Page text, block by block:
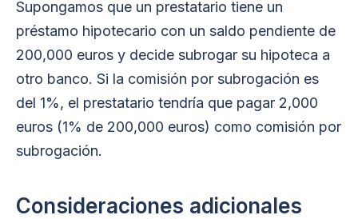
Supongamos que un prestatario tiene un
préstamo hipotecario con un saldo pendiente de
200,000 euros y decide subrogar su hipoteca a
otro banco. Si la comisión por subrogación es
del 1%, el prestatario tendría que pagar 2,000
euros (1% de 200,000 euros) como comisión por
subrogación.
Consideraciones adicionales